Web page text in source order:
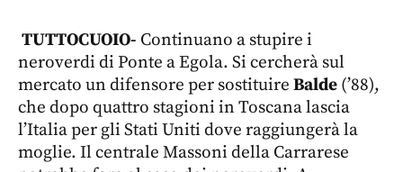
TUTTOCUOIO- Continuano a stupire i
neroverdi di Ponte a Egola. Si cercherà sul
mercato un difensore per sostituire Balde (’88),
che dopo quattro stagioni in Toscana lascia
l’Italia per gli Stati Uniti dove raggiungerà la
moglie. Il centrale Massoni della Carrarese